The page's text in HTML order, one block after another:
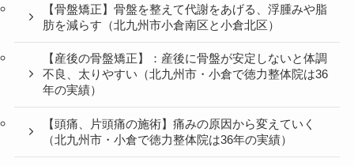
【骨盤矯正】骨盤を整えて代謝をあげる、浮腫みや脂
肪を減らす（北九州市小倉南区と小倉北区）
【産後の骨盤矯正】：産後に骨盤が安定しないと体調
不良、太りやすい（北九州市・小倉で徳力整体院は36
年の実績）
【頭痛、片頭痛の施術】痛みの原因から変えていく
（北九州市・小倉で徳力整体院は36年の実績）